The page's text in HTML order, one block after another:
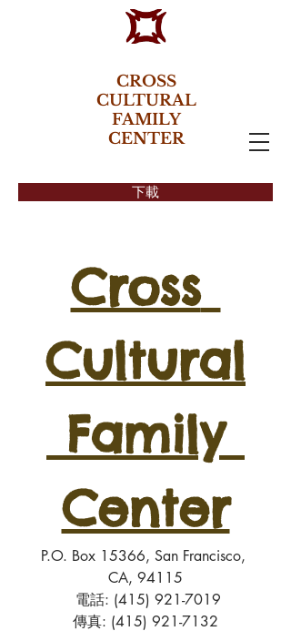
CROSS
CULTURAL
FAMILY
CENTER
下載
Cross
Cultural
Family
Center
P.O. Box 15366, San Francisco,
CA, 94115
電話: (415) 921-7019
傳真: (415) 921-7132